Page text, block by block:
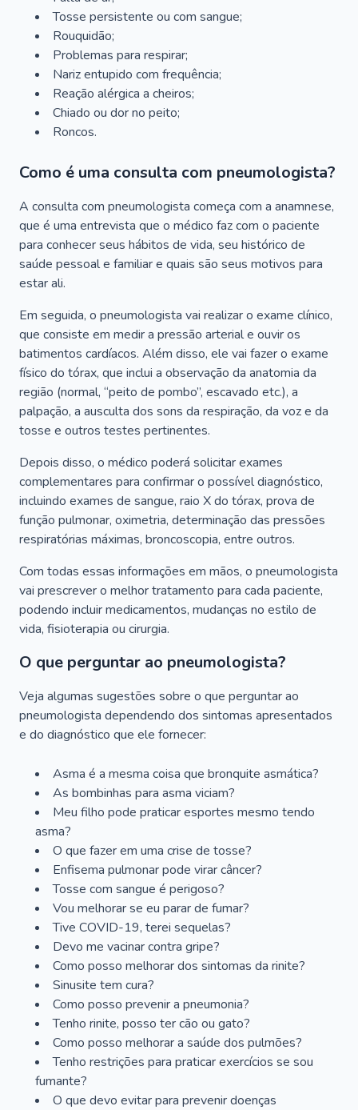
Tosse persistente ou com sangue;
Rouquidão;
Problemas para respirar;
Nariz entupido com frequência;
Reação alérgica a cheiros;
Chiado ou dor no peito;
Roncos.
Como é uma consulta com pneumologista?
A consulta com pneumologista começa com a anamnese,
que é uma entrevista que o médico faz com o paciente
para conhecer seus hábitos de vida, seu histórico de
saúde pessoal e familiar e quais são seus motivos para
estar ali.
Em seguida, o pneumologista vai realizar o exame clínico,
que consiste em medir a pressão arterial e ouvir os
batimentos cardíacos. Além disso, ele vai fazer o exame
físico do tórax, que inclui a observação da anatomia da
região (normal, “peito de pombo”, escavado etc.), a
palpação, a ausculta dos sons da respiração, da voz e da
tosse e outros testes pertinentes.
Depois disso, o médico poderá solicitar exames
complementares para confirmar o possível diagnóstico,
incluindo exames de sangue, raio X do tórax, prova de
função pulmonar, oximetria, determinação das pressões
respiratórias máximas, broncoscopia, entre outros.
Com todas essas informações em mãos, o pneumologista
vai prescrever o melhor tratamento para cada paciente,
podendo incluir medicamentos, mudanças no estilo de
vida, fisioterapia ou cirurgia.
O que perguntar ao pneumologista?
Veja algumas sugestões sobre o que perguntar ao
pneumologista dependendo dos sintomas apresentados
e do diagnóstico que ele fornecer:
Asma é a mesma coisa que bronquite asmática?
As bombinhas para asma viciam?
Meu filho pode praticar esportes mesmo tendo
asma?
O que fazer em uma crise de tosse?
Enfisema pulmonar pode virar câncer?
Tosse com sangue é perigoso?
Vou melhorar se eu parar de fumar?
Tive COVID-19, terei sequelas?
Devo me vacinar contra gripe?
Como posso melhorar dos sintomas da rinite?
Sinusite tem cura?
Como posso prevenir a pneumonia?
Tenho rinite, posso ter cão ou gato?
Como posso melhorar a saúde dos pulmões?
Tenho restrições para praticar exercícios se sou
fumante?
O que devo evitar para prevenir doenças